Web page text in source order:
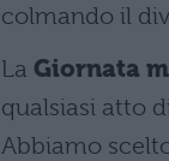
colmando il
La Giornata
qualsiasi atto
Abbiamo